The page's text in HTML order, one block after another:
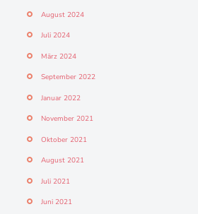
August 2024
Juli 2024
März 2024
September 2022
Januar 2022
November 2021
Oktober 2021
August 2021
Juli 2021
Juni 2021